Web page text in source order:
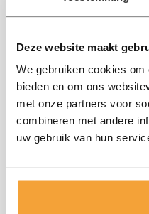
Deze website maakt
We gebruiken cookies
bieden en om ons
met onze partners voor
combineren met andere
uw gebruik van hun
Bureaustoelen
Kantoorstoelen